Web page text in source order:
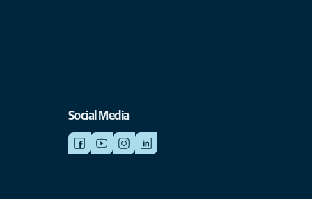
Social Media